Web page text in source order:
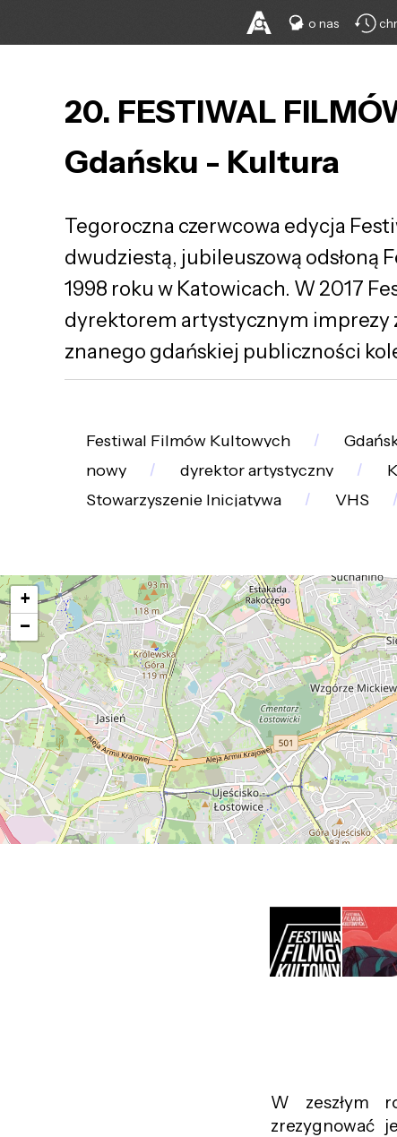
o nas
20. FESTIWAL
Gdańsku - Kultura
Tegoroczna czerwcowa edycja
dwudziestą, jubileuszową odsłoną
1998 roku w Katowicach. W 2017
dyrektorem artystycznym imprezy
znanego gdańskiej publiczności
Festiwal Filmów Kultowych
nowy
dyrektor artystyczny
Stowarzyszenie Inicjatywa
VHS
Loading map ....
+
−
W zeszłym
zrezygnować